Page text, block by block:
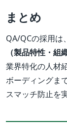
まとめ
QA/QCの採用は、
（製品特性・組
業界特化の人材
ボーディングま
スマッチ防止を